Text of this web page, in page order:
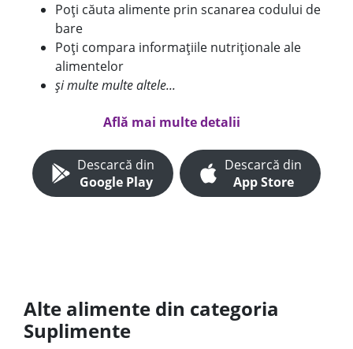
Poți căuta alimente prin scanarea codului de
bare
Poți compara informațiile nutriționale ale
alimentelor
și multe multe altele...
Află mai multe detalii
Descarcă din
Google Play
Descarcă din
App Store
Alte alimente din categoria
Suplimente